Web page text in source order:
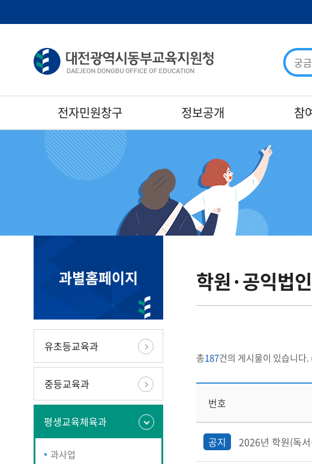
검
색
어
입
전자민원창구 정보공개 참
과별홈페이지
유초등교육과
중등교육과
평생교육체육과
과사업
학원·공익법
총187건의 게시물이 있습니다.
번호
공지 2026년 학원(독